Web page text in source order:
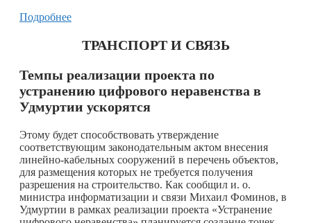
Подробнее
ТРАНСПОРТ И СВЯЗЬ
Темпы реализации проекта по
устранению цифрового неравенства в
Удмуртии ускорятся
Этому будет способствовать утверждение
соответствующим законодательным актом внесения
линейно-кабельных сооружений в перечень объектов,
для размещения которых не требуется получения
разрешения на строительство. Как сообщил и. о.
министра информатизации и связи Михаил Фоминов, в
Удмуртии в рамках реализации проекта «Устранение